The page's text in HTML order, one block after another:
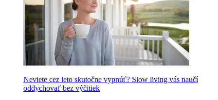
Neviete cez leto skutočne vypnúť? Slow living vás naučí
oddychovať bez výčitiek